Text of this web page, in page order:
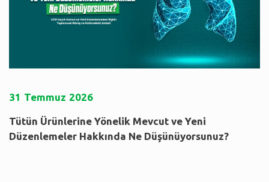
31 Temmuz 2026
Tütün Ürünlerine Yönelik Mevcut ve Yeni
Düzenlemeler Hakkında Ne Düşünüyorsunuz?